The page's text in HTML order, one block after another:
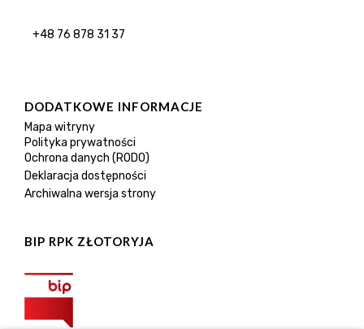
+48 76 878 31 37
DODATKOWE INFORMACJE
Mapa witryny
Polityka prywatności
Ochrona danych (RODO)
Deklaracja dostępności
Archiwalna wersja strony
BIP RPK ZŁOTORYJA